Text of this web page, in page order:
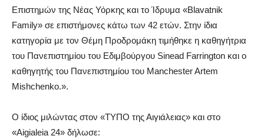
Επιστημών της Νέας Υόρκης και το Ίδρυμα «Blavatnik
Family» σε επιστήμονες κάτω των 42 ετών. Στην ίδια
κατηγορία με τον Θέμη Προδρομάκη τιμήθηκε η καθηγήτρια
του Πανεπιστημίου του Εδιμβούργου Sinead Farrington και ο
καθηγητής του Πανεπιστημίου του Manchester Artem
Mishchenko.».
Ο ίδιος μιλώντας στον «ΤΥΠΟ της Αιγιάλειας» και στο
«Aigialeia 24» δήλωσε: